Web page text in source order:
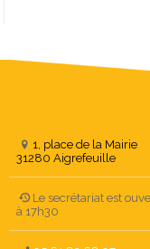
1, place de la Mairie
31280 Aigrefeuille
Le secrétariat est
à 17h30